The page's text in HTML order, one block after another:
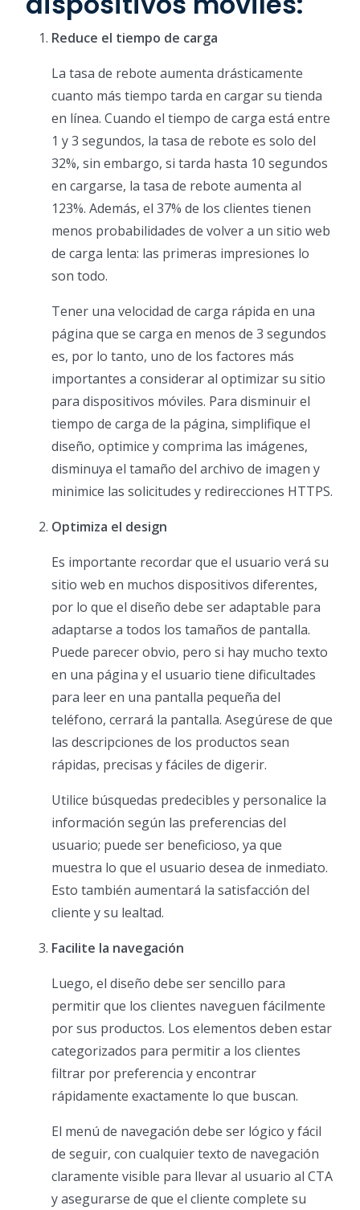
Reduce el tiempo de carga
La tasa de rebote aumenta drásticamente
cuanto más tiempo tarda en cargar su tienda
en línea. Cuando el tiempo de carga está entre
1 y 3 segundos, la tasa de rebote es solo del
32%, sin embargo, si tarda hasta 10 segundos
en cargarse, la tasa de rebote aumenta al
123%. Además, el 37% de los clientes tienen
menos probabilidades de volver a un sitio web
de carga lenta: las primeras impresiones lo
son todo.
Tener una velocidad de carga rápida en una
página que se carga en menos de 3 segundos
es, por lo tanto, uno de los factores más
importantes a considerar al optimizar su sitio
para dispositivos móviles. Para disminuir el
tiempo de carga de la página, simplifique el
diseño, optimice y comprima las imágenes,
disminuya el tamaño del archivo de imagen y
minimice las solicitudes y redirecciones HTTPS.
Optimiza el design
Es importante recordar que el usuario verá su
sitio web en muchos dispositivos diferentes,
por lo que el diseño debe ser adaptable para
adaptarse a todos los tamaños de pantalla.
Puede parecer obvio, pero si hay mucho texto
en una página y el usuario tiene dificultades
para leer en una pantalla pequeña del
teléfono, cerrará la pantalla. Asegúrese de que
las descripciones de los productos sean
rápidas, precisas y fáciles de digerir.
Utilice búsquedas predecibles y personalice la
información según las preferencias del
usuario; puede ser beneficioso, ya que
muestra lo que el usuario desea de inmediato.
Esto también aumentará la satisfacción del
cliente y su lealtad.
Facilite la navegación
Luego, el diseño debe ser sencillo para
permitir que los clientes naveguen fácilmente
por sus productos. Los elementos deben estar
categorizados para permitir a los clientes
filtrar por preferencia y encontrar
rápidamente exactamente lo que buscan.
El menú de navegación debe ser lógico y fácil
de seguir, con cualquier texto de navegación
claramente visible para llevar al usuario al CTA
y asegurarse de que el cliente complete su